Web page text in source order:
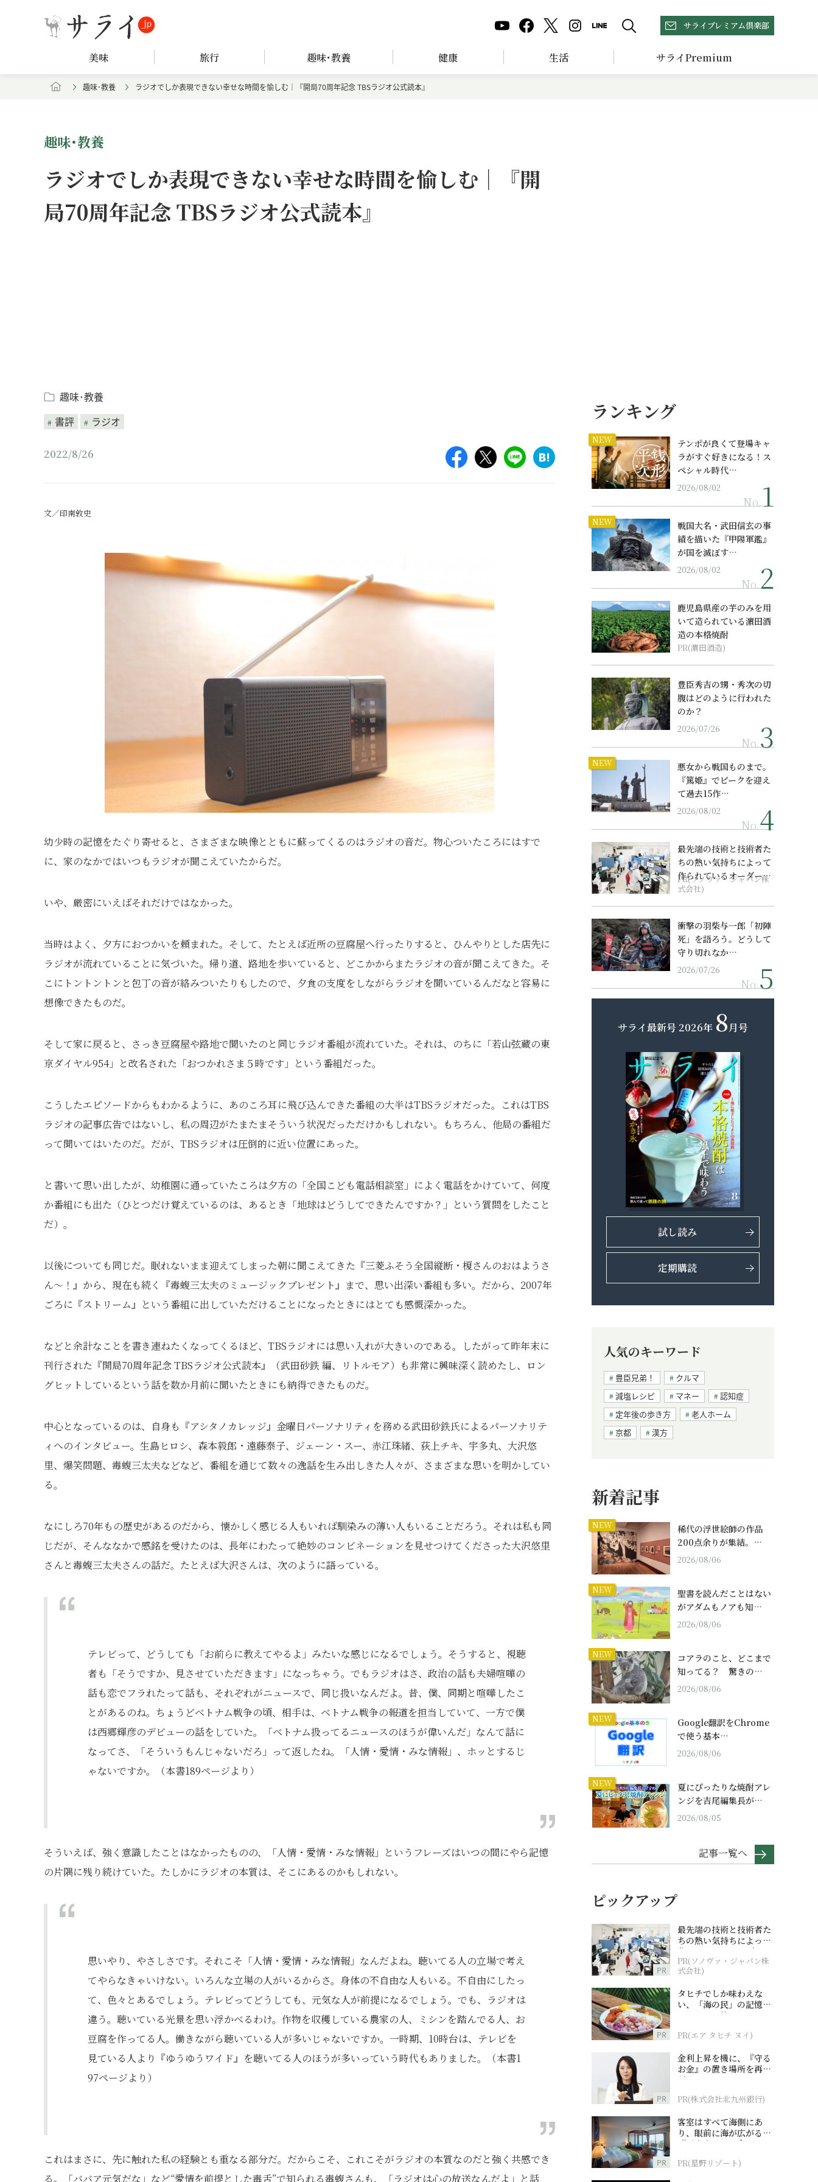
サライプレミアム倶楽部
美味 旅行 趣味･教養 健康 生活 サライPremium
趣味･教養 ラジオでしか表現できない幸せな時間を愉しむ｜『開局70周年記念 TBSラジオ公式読本』
趣味･教養
ラジオでしか表現できない幸せな時間を愉しむ｜『開
局70周年記念 TBSラジオ公式読本』
趣味･教養
書評
ラジオ
2022/8/26
文／印南敦史
幼少時の記憶をたぐり寄せると、さまざまな映像とともに蘇ってくるのはラジオの音だ。物心ついたころにはすで
に、家のなかではいつもラジオが聞こえていたからだ。
いや、厳密にいえばそれだけではなかった。
当時はよく、夕方におつかいを頼まれた。そして、たとえば近所の豆腐屋へ行ったりすると、ひんやりとした店先に
ラジオが流れていることに気づいた。帰り道、路地を歩いていると、どこかからまたラジオの音が聞こえてきた。そ
こにトントントンと包丁の音が絡みついたりもしたので、夕食の支度をしながらラジオを聞いているんだなと容易に
想像できたものだ。
そして家に戻ると、さっき豆腐屋や路地で聞いたのと同じラジオ番組が流れていた。それは、のちに「若山弦蔵の東
京ダイヤル954」と改名された「おつかれさま５時です」という番組だった。
こうしたエピソードからもわかるように、あのころ耳に飛び込んできた番組の大半はTBSラジオだった。これはTBS
ラジオの記事広告ではないし、私の周辺がたまたまそういう状況だっただけかもしれない。もちろん、他局の番組だ
って聞いてはいたのだ。だが、TBSラジオは圧倒的に近い位置にあった。
と書いて思い出したが、幼稚園に通っていたころは夕方の「全国こども電話相談室」によく電話をかけていて、何度
か番組にも出た（ひとつだけ覚えているのは、あるとき「地球はどうしてできたんですか？」という質問をしたこと
だ）。
以後についても同じだ。眠れないまま迎えてしまった朝に聞こえてきた『三菱ふそう全国縦断・榎さんのおはようさ
ん〜！』から、現在も続く『毒蝮三太夫のミュージックプレゼント』まで、思い出深い番組も多い。だから、2007年
ごろに『ストリーム』という番組に出していただけることになったときにはとても感慨深かった。
などと余計なことを書き連ねたくなってくるほど、TBSラジオには思い入れが大きいのである。したがって昨年末に
刊行された『開局70周年記念 TBSラジオ公式読本』（武田砂鉄 編、リトルモア）も非常に興味深く読めたし、ロン
グヒットしているという話を数か月前に聞いたときにも納得できたものだ。
中心となっているのは、自身も『アシタノカレッジ』金曜日パーソナリティを務める武田砂鉄氏によるパーソナリテ
ィへのインタビュー。生島ヒロシ、森本毅郎・遠藤泰子、ジェーン・スー、赤江珠緒、荻上チキ、宇多丸、大沢悠
里、爆笑問題、毒蝮三太夫などなど、番組を通じて数々の逸話を生み出しきた人々が、さまざまな思いを明かしてい
る。
なにしろ70年もの歴史があるのだから、懐かしく感じる人もいれば馴染みの薄い人もいることだろう。それは私も同
じだが、そんななかで感銘を受けたのは、長年にわたって絶妙のコンビネーションを見せつけてくださった大沢悠里
さんと毒蝮三太夫さんの話だ。たとえば大沢さんは、次のように語っている。
テレビって、どうしても「お前らに教えてやるよ」みたいな感じになるでしょう。そうすると、視聴
者も「そうですか、見させていただきます」になっちゃう。でもラジオはさ、政治の話も夫婦喧嘩の
話も恋でフラれたって話も、それぞれがニュースで、同じ扱いなんだよ。昔、僕、同期と喧嘩したこ
とがあるのね。ちょうどベトナム戦争の頃、相手は、ベトナム戦争の報道を担当していて、一方で僕
は西郷輝彦のデビューの話をしていた。「ベトナム扱ってるニュースのほうが偉いんだ」なんて話に
なってさ、「そういうもんじゃないだろ」って返したね。「人情・愛情・みな情報」、ホッとするじ
ゃないですか。（本書189ページより）
そういえば、強く意識したことはなかったものの、「人情・愛情・みな情報」というフレーズはいつの間にやら記憶
の片隅に残り続けていた。たしかにラジオの本質は、そこにあるのかもしれない。
思いやり、やさしさです。それこそ「人情・愛情・みな情報」なんだよね。聴いてる人の立場で考え
てやらなきゃいけない。いろんな立場の人がいるからさ。身体の不自由な人もいる。不自由にしたっ
て、色々とあるでしょう。テレビってどうしても、元気な人が前提になるでしょう。でも、ラジオは
違う。聴いている光景を思い浮かべるわけ。作物を収穫している農家の人、ミシンを踏んでる人、お
豆腐を作ってる人。働きながら聴いている人が多いじゃないですか。一時期、10時台は、テレビを
見ている人より『ゆうゆうワイド』を聴いてる人のほうが多いっていう時代もありました。（本書1
97ページより）
これはまさに、先に触れた私の経験とも重なる部分だ。だからこそ、これこそがラジオの本質なのだと強く共感でき
る。「ババア元気だな」など“愛情を前提とした毒舌”で知られる毒蝮さんも、「ラジオは心の放送なんだよ」と話
ランキング
NEW
テンポが良くて登場キャ
ラがすぐ好きになる！ス
ペシャル時代…
2026/08/02
No.
NEW
戦国大名・武田信玄の事
績を描いた『甲陽軍鑑』
が国を滅ぼす…
2026/08/02
No.
鹿児島県産の芋のみを用
いて造られている濵田酒
造の本格焼酎
PR(濵田酒造)
豊臣秀吉の甥・秀次の切
腹はどのように行われた
のか？
2026/07/26
No.
NEW
悪女から戦国ものまで。
『篤姫』でピークを迎え
て過去15作…
2026/08/02
No.
最先端の技術と技術者た
ちの熱い気持ちによって
作られているオーダーメ
イド補聴器
PR(ソノヴァ・ジャパン株
式会社)
衝撃の羽柴与一郎「初陣
死」を語ろう。どうして
守り切れなか…
2026/07/26
No.
サライ最新号 2026年 8月号
試し読み
定期購読
人気のキーワード
豊臣兄弟！
クルマ
減塩レシピ
マネー
認知症
定年後の歩き方
老人ホーム
京都
漢方
新着記事
NEW
稀代の浮世絵師の作品
200点余りが集結。…
2026/08/06
NEW
聖書を読んだことはない
がアダムもノアも知…
2026/08/06
NEW
コアラのこと、どこまで
知ってる？ 驚きの…
2026/08/06
NEW
Google翻訳をChrome
で使う基本…
2026/08/06
NEW
夏にぴったりな焼酎アレ
ンジを吉尾編集長が…
2026/08/05
記事一覧へ
ピックアップ
PR
最先端の技術と技術者た
ちの熱い気持ちによって
作られているオーダーメ
イド補聴器
PR(ソノヴァ・ジャパン株
式会社)
PR
タヒチでしか味わえな
い、「海の民」の記憶へ
とつながる旅
PR(エア タヒチ ヌイ)
PR
金利上昇を機に、『守る
お金』の置き場所を再検
討
PR(株式会社北九州銀行)
PR
客室はすべて海側にあ
り、眼前に海が広がる
『西表島ホテル by 星野
PR(星野リゾート)